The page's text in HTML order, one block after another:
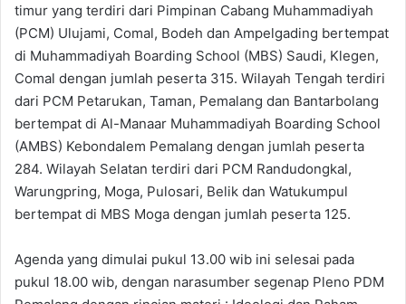
timur yang terdiri dari Pimpinan Cabang Muhammadiyah
(PCM) Ulujami, Comal, Bodeh dan Ampelgading bertempat
di Muhammadiyah Boarding School (MBS) Saudi, Klegen,
Comal dengan jumlah peserta 315. Wilayah Tengah terdiri
dari PCM Petarukan, Taman, Pemalang dan Bantarbolang
bertempat di Al-Manaar Muhammadiyah Boarding School
(AMBS) Kebondalem Pemalang dengan jumlah peserta
284. Wilayah Selatan terdiri dari PCM Randudongkal,
Warungpring, Moga, Pulosari, Belik dan Watukumpul
bertempat di MBS Moga dengan jumlah peserta 125.
Agenda yang dimulai pukul 13.00 wib ini selesai pada
pukul 18.00 wib, dengan narasumber segenap Pleno PDM